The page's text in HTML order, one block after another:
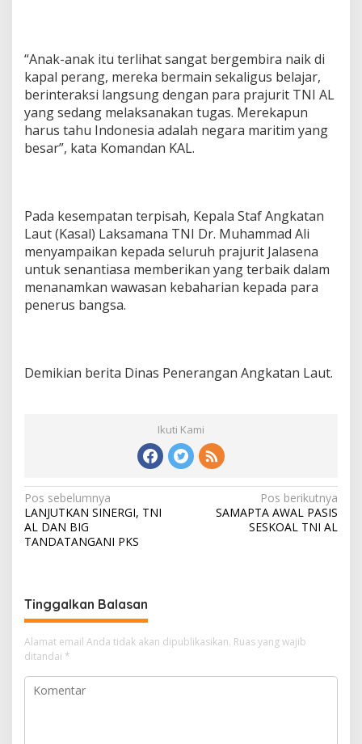
“Anak-anak itu terlihat sangat bergembira naik di
kapal perang, mereka bermain sekaligus belajar,
berinteraksi langsung dengan para prajurit TNI AL
yang sedang melaksanakan tugas. Merekapun
harus tahu Indonesia adalah negara maritim yang
besar”, kata Komandan KAL.
Pada kesempatan terpisah, Kepala Staf Angkatan
Laut (Kasal) Laksamana TNI Dr. Muhammad Ali
menyampaikan kepada seluruh prajurit Jalasena
untuk senantiasa memberikan yang terbaik dalam
menanamkan wawasan kebaharian kepada para
penerus bangsa.
Demikian berita Dinas Penerangan Angkatan Laut.
Ikuti Kami
N
a
v
g
a
s
i
p
Pos sebelumnya
LANJUTKAN SINERGI, TNI
AL DAN BIG
TANDATANGANI PKS
Pos berikutnya
SAMAPTA AWAL PASIS
SESKOAL TNI AL
Tinggalkan Balasan
Alamat email Anda tidak akan dipublikasikan. Ruas yang wajib
ditandai *